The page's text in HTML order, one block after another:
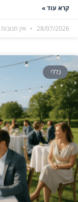
קרא עוד »
28/07/2026 אין תגובות
כללי